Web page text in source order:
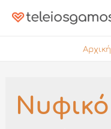
Μετάβαση
στο
Αρχική
Νυφικό